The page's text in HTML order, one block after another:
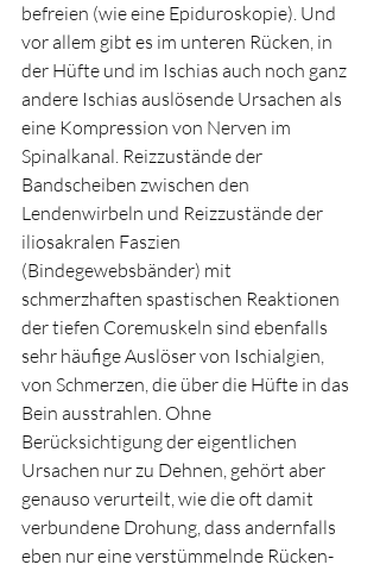
befreien (wie eine Epiduroskopie). Und
vor allem gibt es im unteren Rücken, in
der Hüfte und im Ischias auch noch ganz
andere Ischias auslösende Ursachen als
eine Kompression von Nerven im
Spinalkanal. Reizzustände der
Bandscheiben zwischen den
Lendenwirbeln und Reizzustände der
iliosakralen Faszien
(Bindegewebsbänder) mit
schmerzhaften spastischen Reaktionen
der tiefen Coremuskeln sind ebenfalls
sehr häufige Auslöser von Ischialgien,
von Schmerzen, die über die Hüfte in das
Bein ausstrahlen. Ohne
Berücksichtigung der eigentlichen
Ursachen nur zu Dehnen, gehört aber
genauso verurteilt, wie die oft damit
verbundene Drohung, dass andernfalls
eben nur eine verstümmelnde Rücken-